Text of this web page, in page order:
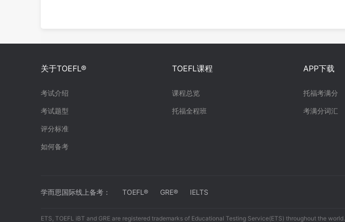
关于TOEFL®
考试介绍
考试题型
评分标准
如何备考
TOEFL课程
课程总览
托福全程班
APP下载
托福考满分
考满分词汇
学而思国际线上备考： TOEFL® GRE® IELTS
ETS, TOEFL iBT and GRE are registered trademarks of Educational Testing Service(ETS) throughout the world.